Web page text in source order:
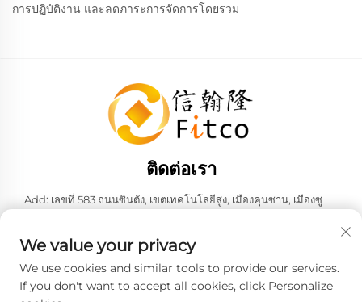
การปฏิบัติงาน และลดภาระการจัดการโดยรวม
ติดต่อเรา
Add: เลขที่ 583 ถนนซินตัง, เขตเทคโนโลยีสูง, เมืองคุนซาน, เมืองซู
โทร:+86-137 6186 0079
อีเมล:[email protected]
We value your privacy
We use cookies and similar tools to provide our services.
If you don't want to accept all cookies, click Personalize